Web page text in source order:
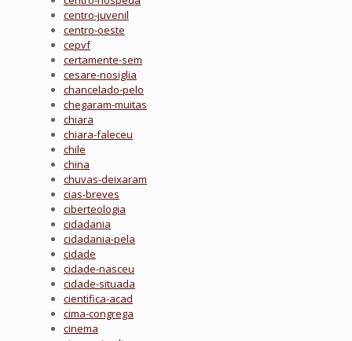
centro-juvenil
centro-oeste
cepvf
certamente-sem
cesare-nosiglia
chancelado-pelo
chegaram-muitas
chiara
chiara-faleceu
chile
china
chuvas-deixaram
cias-breves
ciberteologia
cidadania
cidadania-pela
cidade
cidade-nasceu
cidade-situada
cientifica-acad
cima-congrega
cinema